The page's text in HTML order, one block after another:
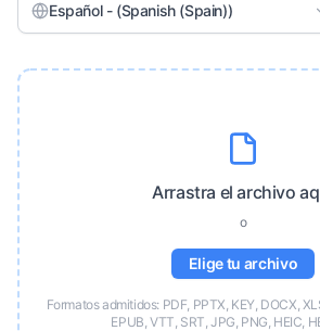
Español - (Spanish (Spain))
Arrastra el archivo
o
Elige tu archivo
Formatos admitidos: PDF, PPTX, KEY, DOCX,
EPUB, VTT, SRT, JPG, PNG, HEIC,